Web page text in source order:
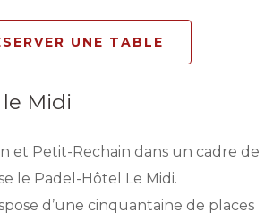
UNE TABLE
Midi
et Petit-Rechain dans un cadre de
le Padel-Hôtel Le Midi.
d’une cinquantaine de places